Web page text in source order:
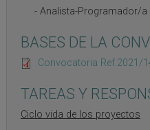
Analista-Programador/a
BASES DE LA
Convocatoria Ref.2021/
TAREAS Y
Ciclo vida de los proyectos